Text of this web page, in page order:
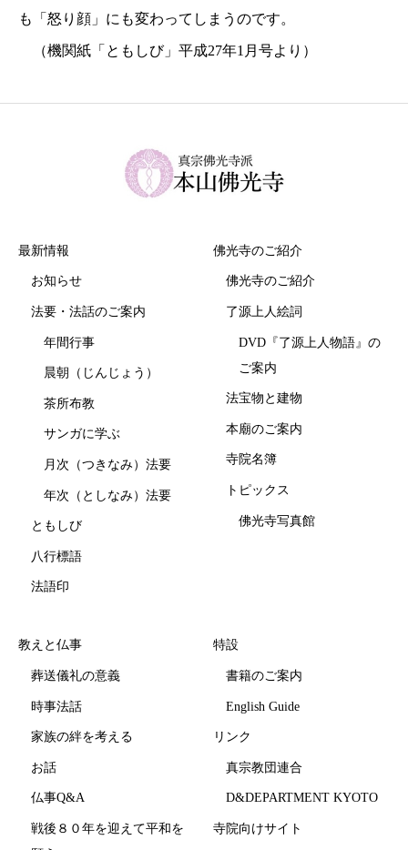
も「怒り顔」にも変わってしまうのです。
（機関紙「ともしび」平成27年1月号より）
最新情報
お知らせ
法要・法話のご案内
年間行事
晨朝（じんじょう）
茶所布教
サンガに学ぶ
月次（つきなみ）法要
年次（としなみ）法要
ともしび
八行標語
法語印
佛光寺のご紹介
佛光寺のご紹介
了源上人絵詞
DVD『了源上人物語』の
ご案内
法宝物と建物
本廟のご案内
寺院名簿
トピックス
佛光寺写真館
教えと仏事
葬送儀礼の意義
時事法話
家族の絆を考える
お話
仏事Q&A
戦後８０年を迎えて平和を
特設
書籍のご案内
English Guide
リンク
真宗教団連合
D&DEPARTMENT KYOTO
寺院向けサイト